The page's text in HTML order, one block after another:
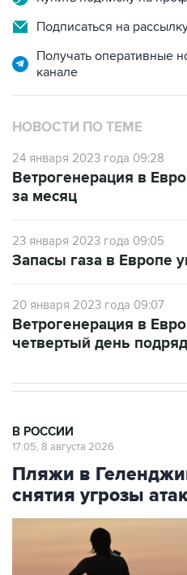
Подписаться на
Получать оперативные
канале
НОВОСТИ ПО ТЕМЕ
24 января 2023 года 09:28
Ветрогенерация в
за месяц
23 января 2023 года 09:05
Запасы газа в Европе
20 января 2023 года 09:07
Ветрогенерация в
четвертый день подряд
В РОССИИ
17:05, 8 августа 2026
Пляжи в
снятия угрозы